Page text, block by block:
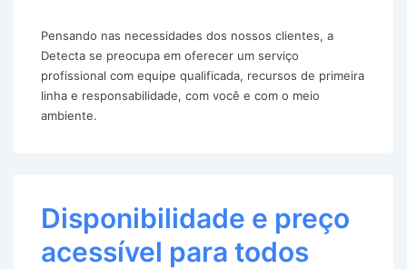
Pensando nas necessidades dos nossos clientes, a
Detecta se preocupa em oferecer um serviço
profissional com equipe qualificada, recursos de primeira
linha e responsabilidade, com você e com o meio
ambiente.
Disponibilidade e preço
acessível para todos